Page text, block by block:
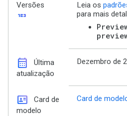
Versões
123
Leia os
para mais
calendar_month
Última
atualização
Dezembro de
id_card
Card de
modelo
Card de